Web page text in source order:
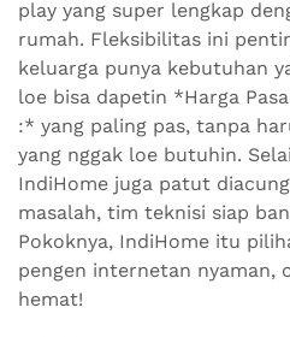
play yang super lengkap
rumah. Fleksibilitas ini
keluarga punya kebutuhan
loe bisa dapetin *Harga
:* yang paling pas, tanpa
yang nggak loe butuhin.
IndiHome juga patut
masalah, tim teknisi siap
Pokoknya, IndiHome itu
pengen internetan nyaman,
hemat!